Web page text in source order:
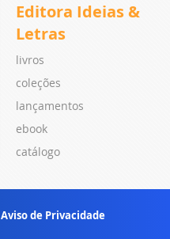
Editora Ideias &
Letras
livros
coleções
lançamentos
ebook
catálogo
Aviso de Privacidade